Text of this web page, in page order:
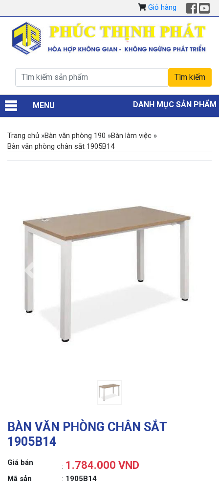
Giỏ hàng
MENU DANH MỤC SẢN PHẨM
Trang chủ »Bàn văn phòng 190 »Bàn làm việc »
Bàn văn phòng chân sắt 1905B14
BÀN VĂN PHÒNG CHÂN SẮT
1905B14
Giá bán : 1.784.000 VND
Mã sản
: 1905B14